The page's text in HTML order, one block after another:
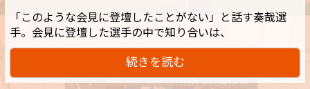
「このような会見に登壇したことがない」と話す奏哉選
手。会見に登壇した選手の中で知り合いは、
続きを読む